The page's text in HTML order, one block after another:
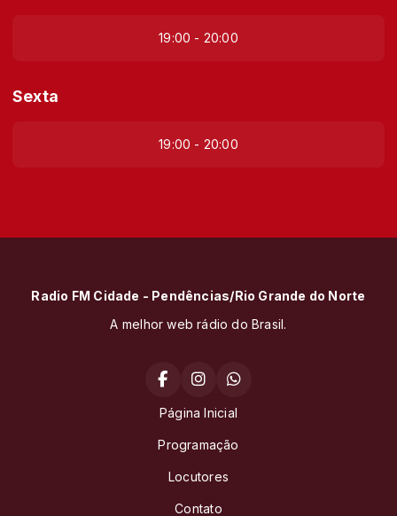
19:00 - 20:00
Sexta
19:00 - 20:00
Radio FM Cidade - Pendências/Rio Grande do Norte
A melhor web rádio do Brasil.
Página Inicial
Programação
Locutores
Contato